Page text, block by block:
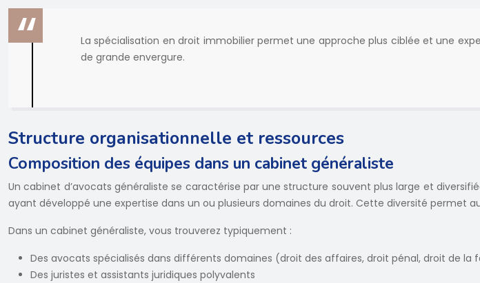
La spécialisation en droit immobilier permet une approche plus ciblée et une
de grande envergure.
Structure organisationnelle et ressources
Composition des équipes dans un cabinet généraliste
Un cabinet d’avocats généraliste se caractérise par une structure souvent plus large et
ayant développé une expertise dans un ou plusieurs domaines du droit. Cette diversité permet
Dans un cabinet généraliste, vous trouverez typiquement :
Des avocats spécialisés dans différents domaines (droit des affaires, droit pénal, droit de la
Des juristes et assistants juridiques polyvalents